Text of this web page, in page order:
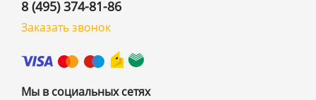
8 (495) 374-81-86
Заказать звонок
Мы в социальных сетях